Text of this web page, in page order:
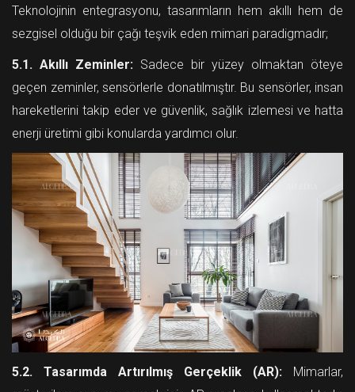
Teknolojinin entegrasyonu, tasarımların hem akıllı hem de
sezgisel olduğu bir çağı teşvik eden mimari paradigmadır;
5.1. Akıllı Zeminler: Sadece bir yüzey olmaktan öteye
geçen zeminler, sensörlerle donatılmıştır. Bu sensörler, insan
hareketlerini takip eder ve güvenlik, sağlık izlemesi ve hatta
enerji üretimi gibi konularda yardımcı olur.
5.2. Tasarımda Artırılmış Gerçeklik (AR): Mimarlar,